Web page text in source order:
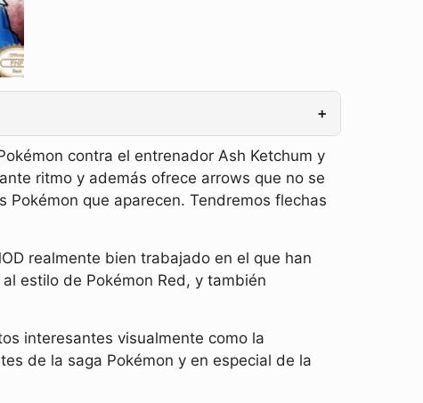
+
contra el entrenador Ash Ketchum y
ritmo y además ofrece arrows que no se
que aparecen. Tendremos flechas
realmente bien trabajado en el que han
estilo de Pokémon Red, y también
interesantes visualmente como la
de la saga Pokémon y en especial de la